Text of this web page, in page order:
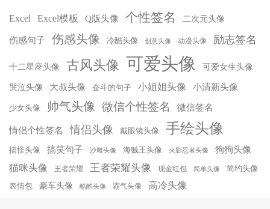
Excel Excel模板 Q版头像 个性签名 二次元头像
伤感句子 伤感头像 冷酷头像 创意头像 动漫头像 励志签名
十二星座头像 古风头像 可爱头像 可爱女生头像
哭泣头像 大叔头像 奋斗的句子 小姐姐头像 小清新头像
少女头像 帅气头像 微信个性签名 微信签名
情侣个性签名 情侣头像 戴眼镜头像 手绘头像
搞怪头像 搞笑句子 沙雕头像 海贼王头像 火影忍者头像 狗狗头像
猫咪头像 王者荣耀 王者荣耀头像 现金红包 简单头像 简约头像
表情包 豪车头像 酷酷头像 霸气头像 高冷头像